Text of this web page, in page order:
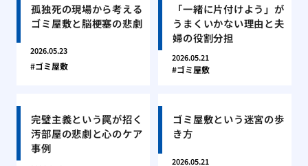
孤独死の現場から考える
ゴミ屋敷と脳梗塞の悲劇
2026.05.23
ゴミ屋敷
「一緒に片付けよう」が
うまくいかない理由と夫
婦の役割分担
2026.05.21
ゴミ屋敷
完璧主義という罠が招く
汚部屋の悲劇と心のケア
事例
ゴミ屋敷という迷宮の歩
き方
2026.05.21